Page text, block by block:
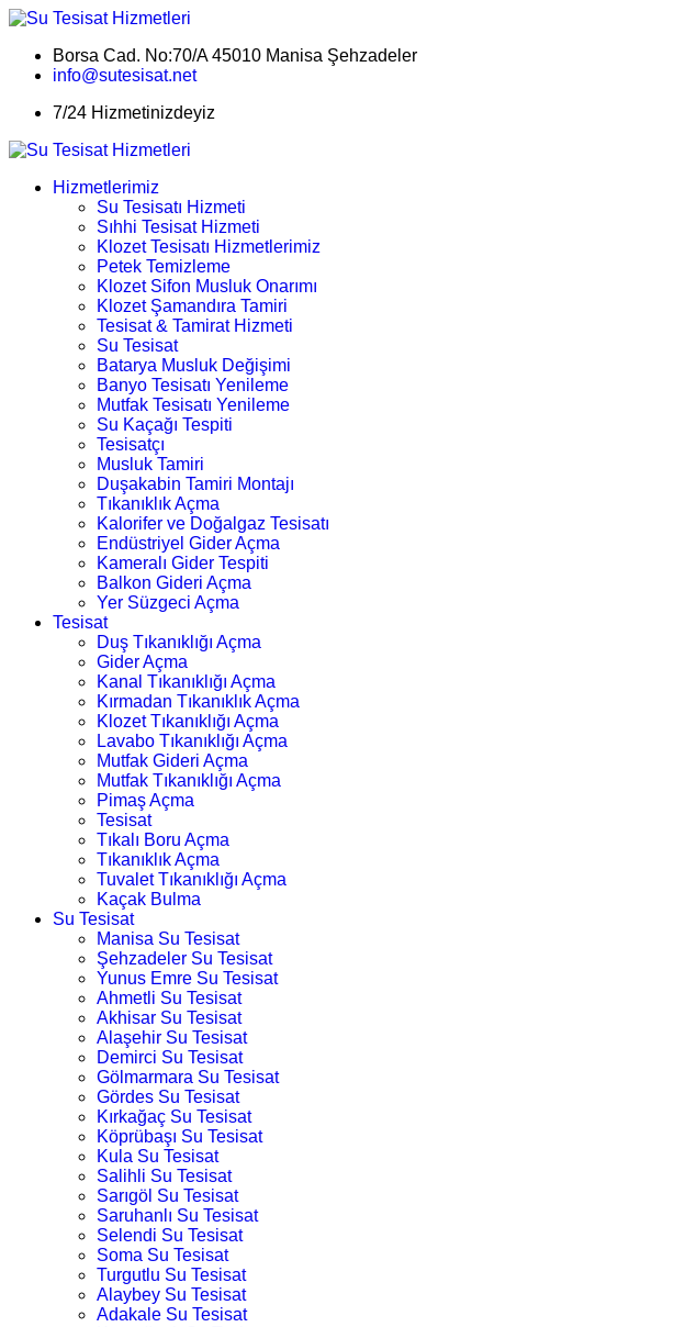
Borsa Cad. No:70/A 45010 Manisa Şehzadeler
info@sutesisat.net
7/24 Hizmetinizdeyiz
Hizmetlerimiz
Su Tesisatı Hizmeti
Sıhhi Tesisat Hizmeti
Klozet Tesisatı Hizmetlerimiz
Petek Temizleme
Klozet Sifon Musluk Onarımı
Klozet Şamandıra Tamiri
Tesisat & Tamirat Hizmeti
Su Tesisat
Batarya Musluk Değişimi
Banyo Tesisatı Yenileme
Mutfak Tesisatı Yenileme
Su Kaçağı Tespiti
Tesisatçı
Musluk Tamiri
Duşakabin Tamiri Montajı
Tıkanıklık Açma
Kalorifer ve Doğalgaz Tesisatı
Endüstriyel Gider Açma
Kameralı Gider Tespiti
Balkon Gideri Açma
Yer Süzgeci Açma
Tesisat
Duş Tıkanıklığı Açma
Gider Açma
Kanal Tıkanıklığı Açma
Kırmadan Tıkanıklık Açma
Klozet Tıkanıklığı Açma
Lavabo Tıkanıklığı Açma
Mutfak Gideri Açma
Mutfak Tıkanıklığı Açma
Pimaş Açma
Tesisat
Tıkalı Boru Açma
Tıkanıklık Açma
Tuvalet Tıkanıklığı Açma
Kaçak Bulma
Su Tesisat
Manisa Su Tesisat
Şehzadeler Su Tesisat
Yunus Emre Su Tesisat
Ahmetli Su Tesisat
Akhisar Su Tesisat
Alaşehir Su Tesisat
Demirci Su Tesisat
Gölmarmara Su Tesisat
Gördes Su Tesisat
Kırkağaç Su Tesisat
Köprübaşı Su Tesisat
Kula Su Tesisat
Salihli Su Tesisat
Sarıgöl Su Tesisat
Saruhanlı Su Tesisat
Selendi Su Tesisat
Soma Su Tesisat
Turgutlu Su Tesisat
Alaybey Su Tesisat
Adakale Su Tesisat